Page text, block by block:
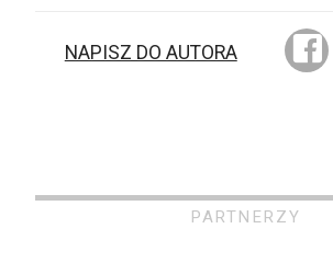
NAPISZ DO AUTORA
PARTNERZY